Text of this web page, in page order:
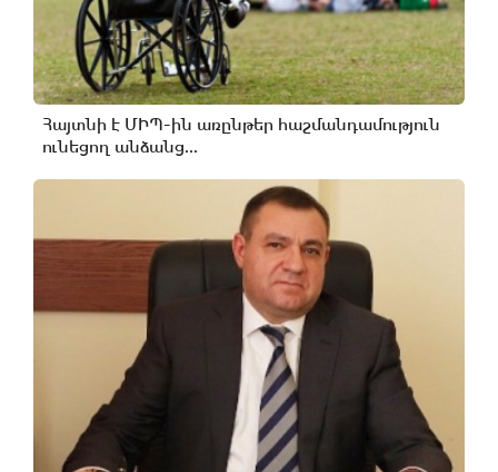
Հայտնի է ՄԻՊ-ին առընթեր հաշմանդամություն
ունեցող անձանց...